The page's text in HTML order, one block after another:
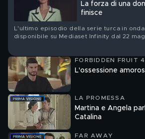
La forza di una
finisce
L'ultimo episodio della serie turca in onda
disponibile su Mediaset Infinity dal 22
FORBIDDEN FRUIT 4
L'ossessione
LA PROMESSA
Martina e Angela
Catalina
FAR AWAY